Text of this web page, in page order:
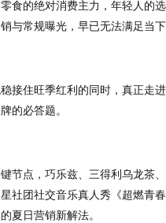
食的绝对消费主力，年轻人的
与常规曝光，早已无法满足当
接住旺季红利的同时，真正走
的必答题。
节点， 巧乐兹、三得利乌龙茶
社团社交音乐真人秀《超燃青
夏日营销新解法。